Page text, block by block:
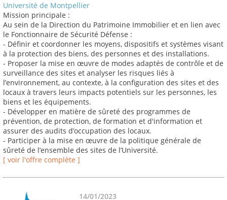
Université de Montpellier
Mission principale :
Au sein de la Direction du Patrimoine Immobilier et en lien avec
le Fonctionnaire de Sécurité Défense :
- Définir et coordonner les moyens, dispositifs et systèmes visant
à la protection des biens, des personnes et des installations.
- Proposer la mise en œuvre de modes adaptés de contrôle et de
surveillance des sites et analyser les risques liés à
l’environnement, au contexte, à la configuration des sites et des
locaux à travers leurs impacts potentiels sur les personnes, les
biens et les équipements.
- Développer en matière de sûreté des programmes de
prévention, de protection, de formation et d'information et
assurer des audits d’occupation des locaux.
- Participer à la mise en œuvre de la politique générale de
sûreté de l’ensemble des sites de l’Université.
[ voir l'offre complète ]
14/01/2023